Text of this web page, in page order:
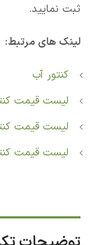
ثبت نمایید.
لینک های مرتبط:
کنتور آب
لیست قیمت
لیست قیمت
لیست قیمت